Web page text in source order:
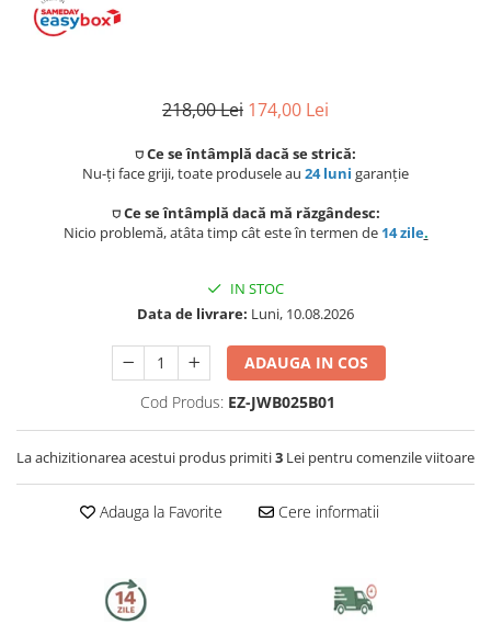
Rame instalare
Ingrijire personala
Placi de indreptat parul
Perii de par electrice
Ondulatoare
Aparate de tuns & ras
Mobilier pentru baie
218,00 Lei 174,00 Lei
⛉ Ce se întâmplă dacă se strică:
Nu-ți face griji, toate produsele au 24 luni garanție
⛉ Ce se întâmplă dacă mă răzgândesc:
Nicio problemă, atâta timp cât este în termen de 14 zile.
IN STOC
Data de livrare: Luni, 10.08.2026
ADAUGA IN COS
Cod Produs: EZ-JWB025B01
La achizitionarea acestui produs primiti3 Lei pentru comenzile viitoare
Adauga la Favorite Cere informatii